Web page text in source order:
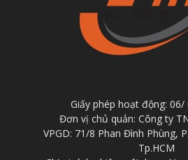
Giấy phép hoạt động: 06/
Đơn vị chủ quản: Công ty
VPGD: 71/8 Phan Đình Phùng,
Tp.HCM